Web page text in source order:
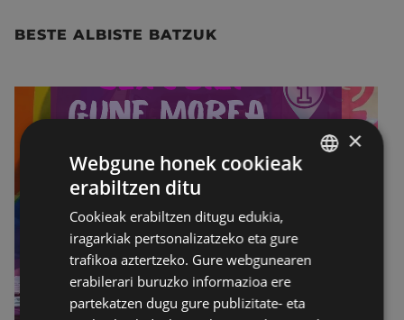
BESTE ALBISTE BATZUK
×
Webgune honek cookieak
erabiltzen ditu
Cookieak erabiltzen ditugu edukia,
iragarkiak pertsonalizatzeko eta gure
trafikoa aztertzeko. Gure webgunearen
erabilerari buruzko informazioa ere
partekatzen dugu gure publizitate- eta